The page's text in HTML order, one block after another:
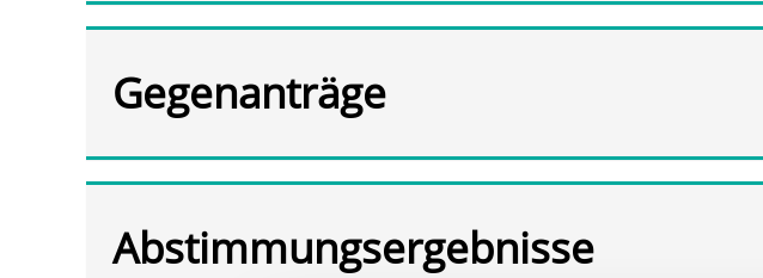
Gegenanträge
Abstimmungsergebnisse